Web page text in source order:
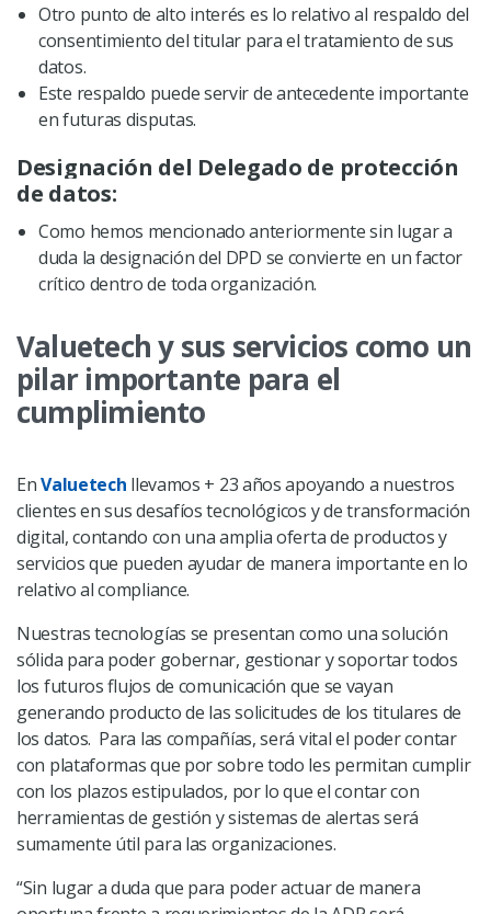
Otro punto de alto interés es lo relativo al respaldo del
consentimiento del titular para el tratamiento de sus
datos.
Este respaldo puede servir de antecedente importante
en futuras disputas.
Designación del Delegado de protección
de datos:
Como hemos mencionado anteriormente sin lugar a
duda la designación del DPD se convierte en un factor
crítico dentro de toda organización.
Valuetech y sus servicios como un
pilar importante para el
cumplimiento
EnValuetech llevamos + 23 años apoyando a nuestros
clientes en sus desafíos tecnológicos y de transformación
digital, contando con una amplia oferta de productos y
servicios que pueden ayudar de manera importante en lo
relativo al compliance.
Nuestras tecnologías se presentan como una solución
sólida para poder gobernar, gestionar y soportar todos
los futuros flujos de comunicación que se vayan
generando producto de las solicitudes de los titulares de
los datos. Para las compañías, será vital el poder contar
con plataformas que por sobre todo les permitan cumplir
con los plazos estipulados, por lo que el contar con
herramientas de gestión y sistemas de alertas será
sumamente útil para las organizaciones.
“Sin lugar a duda que para poder actuar de manera